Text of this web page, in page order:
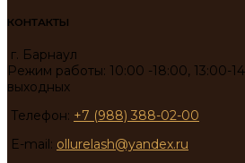
КОНТАКТЫ
г. Барнаул
Режим работы: 10:00 -18:00, 13:00-
выходных
Телефон: +7 (988) 388-02-00
E-mail: ollurelash@yandex.ru